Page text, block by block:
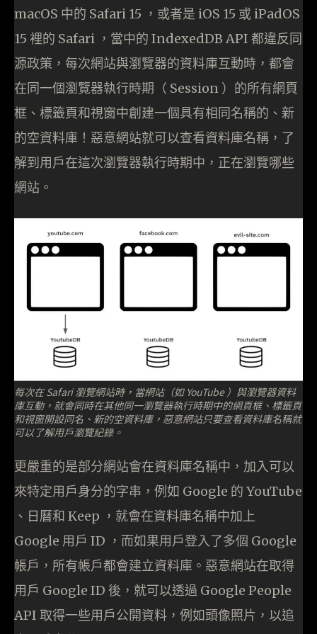
macOS 中的 Safari 15 ，或者是 iOS 15 或 iPadOS
15 裡的 Safari ，當中的 IndexedDB API 都違反同
源政策，每次網站與瀏覽器的資料庫互動時，都會
在同一個瀏覽器執行時期（ Session ）的所有網頁
框、標籤頁和視窗中創建一個具有相同名稱的、新
的空資料庫！惡意網站就可以查看資料庫名稱，了
解到用戶在這次瀏覽器執行時期中，正在瀏覽哪些
網站。
每次在 Safari 瀏覽網站時，當網站（如 YouTube ）與瀏覽器資料
庫互動，就會同時在其他同一瀏覽器執行時期中的網頁框、標籤頁
和視窗開設同名、新的空資料庫，惡意網站只要查看資料庫名稱就
可以了解用戶瀏覽紀錄。
更嚴重的是部分網站會在資料庫名稱中，加入可以
來特定用戶身分的字串，例如 Google 的 YouTube
、日曆和 Keep ，就會在資料庫名稱中加上
Google 用戶 ID ，而如果用戶登入了多個 Google
帳戶，所有帳戶都會建立資料庫。惡意網站在取得
用戶 Google ID 後，就可以透過 Google People
API 取得一些用戶公開資料，例如頭像照片，以追